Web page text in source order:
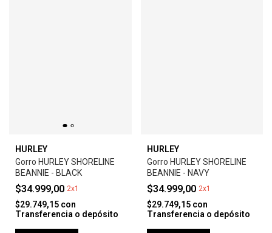
HURLEY
Gorro HURLEY SHORELINE
BEANNIE - BLACK
$34.999,00 2x1
$29.749,15 con
Transferencia o depósito
HURLEY
Gorro HURLEY SHORELINE
BEANNIE - NAVY
$34.999,00 2x1
$29.749,15 con
Transferencia o depósito